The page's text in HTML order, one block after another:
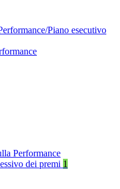
Piano esecutivo
Performance
dei premi 1